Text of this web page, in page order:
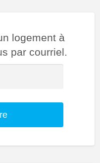
logement à
par courriel.